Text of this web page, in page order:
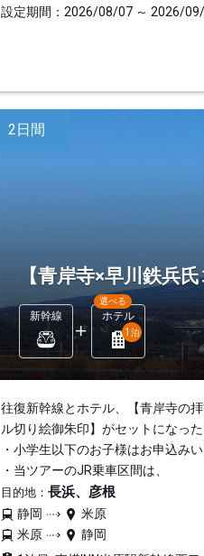
設定期間：2026/08/07 ～ 2026/
2日間
【青岸寺×早川鉄兵
新幹線 ホテル
選べる
1 泊
往復新幹線とホテル、【青岸寺の
ル切り絵御朱印】がセットになった
・小学生以下のお子様はお申込みい
・当ツアーのJR乗車区間は、
目的地： 長浜、彦根
静岡
米原
米原
静岡